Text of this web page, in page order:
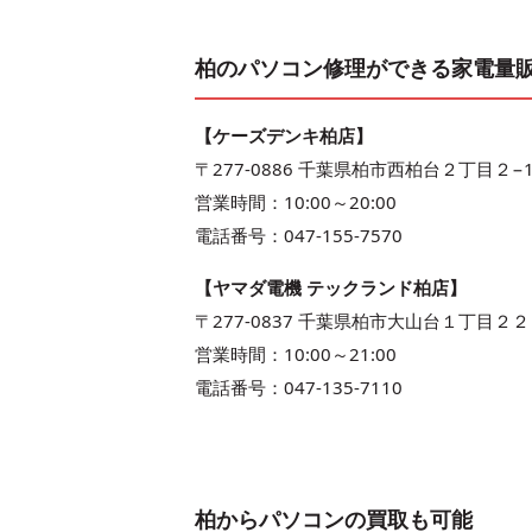
柏のパソコン修理ができる家電量
【ケーズデンキ柏店】
〒277-0886 千葉県柏市西柏台２丁目２
営業時間：10:00～20:00
電話番号：047-155-7570
【ヤマダ電機 テックランド柏店】
〒277-0837 千葉県柏市大山台１丁目２２
営業時間：10:00～21:00
電話番号：047-135-7110
柏からパソコンの買取も可能